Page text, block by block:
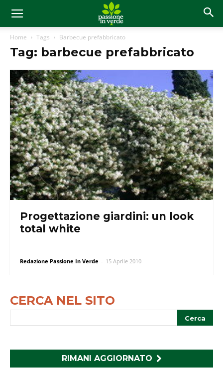
Home Tags Barbecue prefabbricato
Tag: barbecue prefabbricato
Progettazione giardini: un look
total white
Redazione Passione In Verde - 15 Aprile 2010
CERCA NEL SITO
RIMANI AGGIORNATO